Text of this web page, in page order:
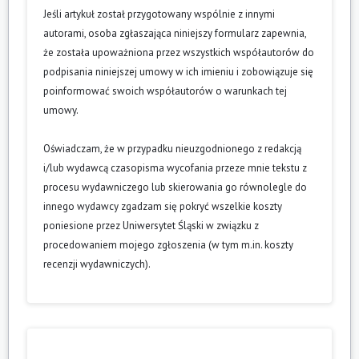
Jeśli artykuł został przygotowany wspólnie z innymi
autorami, osoba zgłaszająca niniejszy formularz zapewnia,
że została upoważniona przez wszystkich współautorów do
podpisania niniejszej umowy w ich imieniu i zobowiązuje się
poinformować swoich współautorów o warunkach tej
umowy.
Oświadczam, że w przypadku nieuzgodnionego z redakcją
i/lub wydawcą czasopisma wycofania przeze mnie tekstu z
procesu wydawniczego lub skierowania go równolegle do
innego wydawcy zgadzam się pokryć wszelkie koszty
poniesione przez Uniwersytet Śląski w związku z
procedowaniem mojego zgłoszenia (w tym m.in. koszty
recenzji wydawniczych).